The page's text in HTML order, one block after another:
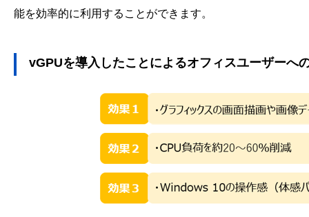
能を効率的に利用することができます。
vGPUを導入したことによるオフィスユーザーへ